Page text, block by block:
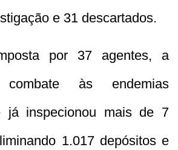
e 31 descartados.
por 37 agentes, a
às endemias
já inspecionou mais de 7
1.017 depósitos e